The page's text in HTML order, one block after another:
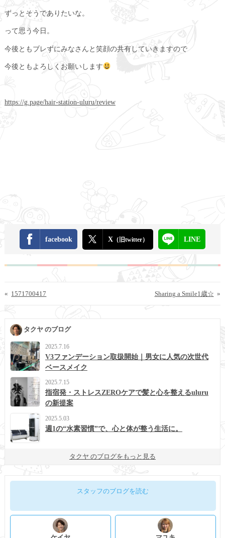
ずっとそうでありたいな。
って思う今日。
今後ともブレずにみなさんと笑顔の共有していきますので
今後ともよろしくお願いします
https://g.page/hair-station-uluru/review
facebook X（旧twitter） LINE
« 1571700417 »
Sharing a Smile1歳☆
タクヤ のブログ
2025.7.16
V3ファンデーション取扱開始｜男女に人気の次世代
ベースメイク
2025.7.15
指宿発・ストレスZEROケアで髪と心を整えるuluru
の新提案
2025.5.03
週1の“水素習慣”で、心と体が整う生活に。
タクヤ のブログをもっと見る
スタッフのブログを読む